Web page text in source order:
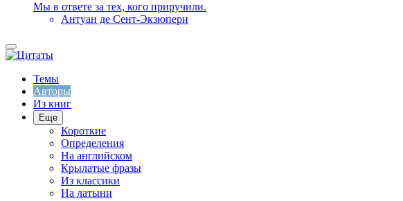
Мы в ответе за тех, кого приручили.
Антуан де Сент-Экзюпери
Темы
Авторы
Из книг
Еще
Короткие
Определения
На английском
Крылатые фразы
Из классики
На латыни